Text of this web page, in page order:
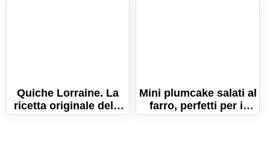
Quiche Lorraine. La
ricetta originale della
torta salata francese!
Mini plumcake salati al
farro, perfetti per il
cestino del pic nic!